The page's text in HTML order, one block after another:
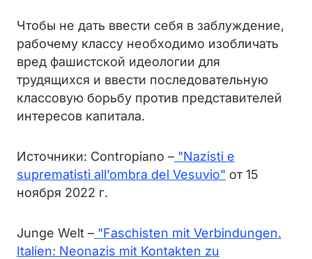
Чтобы не дать ввести себя в заблуждение,
рабочему классу необходимо изобличать
вред фашистской идеологии для
трудящихся и ввести последовательную
классовую борьбу против представителей
интересов капитала.
Источники: Contropiano – "Nazisti e
suprematisti all’ombra del Vesuvio" от 15
ноября 2022 г.
Junge Welt – "Faschisten mit Verbindungen.
Italien: Neonazis mit Kontakten zu